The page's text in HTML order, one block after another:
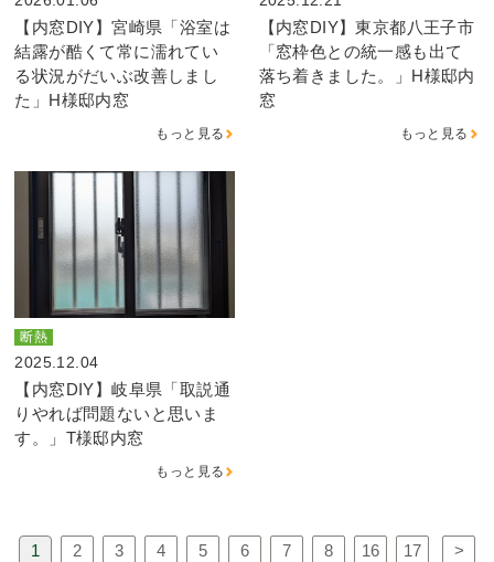
【内窓DIY】宮崎県「浴室は
結露が酷くて常に濡れてい
る状況がだいぶ改善しまし
た」H様邸内窓
もっと見る
【内窓DIY】東京都八王子市
「窓枠色との統一感も出て
落ち着きました。」H様邸内
窓
もっと見る
断熱
2025.12.04
【内窓DIY】岐阜県「取説通
りやれば問題ないと思いま
す。」T様邸内窓
もっと見る
1 2 3 4 5 6 7 8 16 17 >